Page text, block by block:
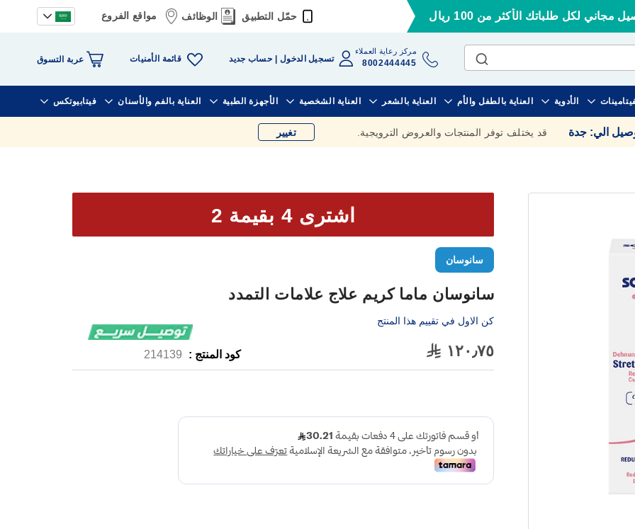
مجاني لكل طلباتك الأكثر من 100 ريال حمّل التطبيق الوظائف مواقع الفروع
مركز رعاية العملاء
8002444445 تسجيل الدخول حساب جديد قائمة الأمنيات عربة التسوق
الأدوية العناية بالطفل والأم العناية بالشعر العناية الشخصية الأجهزة الطبية العناية بالفم والأسنان فيتابيوتكس
الي: جدة قد يختلف توفر المنتجات والعروض الترويجية. تغيير
اشترى 4 بقيمة 2
سانوسان
سانوسان ماما كريم علاج علامات التمدد
كن الاول في تقييم هذا المنتج
١٢٠٫٧٥ كود المنتج : 214139